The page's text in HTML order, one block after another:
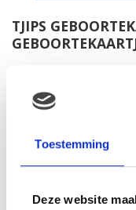
Toestemming
Deze website
TJIPS